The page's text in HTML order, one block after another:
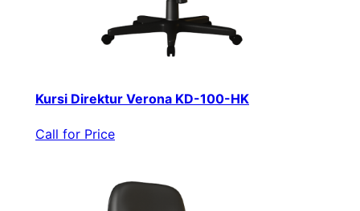
Kursi Direktur Verona KD-100-HK
Call for Price